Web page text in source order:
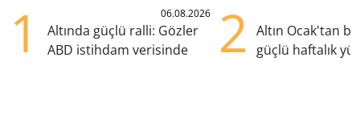
1 06.08.2026
Altında güçlü ralli: Gözler
ABD istihdam verisinde
2
Altın Ocak'tan
güçlü haftalık